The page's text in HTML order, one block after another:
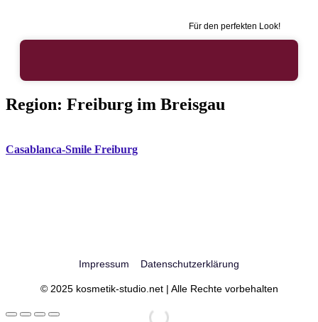
Für den perfekten Look!
Region: Freiburg im Breisgau
Casablanca-Smile Freiburg
Impressum Datenschutzerklärung
© 2025 kosmetik-studio.net | Alle Rechte vorbehalten